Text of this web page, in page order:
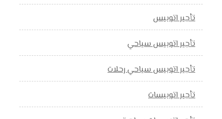
تأجير اتوبيس
تأجير اتوبيس سياحي
تأجير اتوبيس سياحي رحلات
تأجير اتوبيسات